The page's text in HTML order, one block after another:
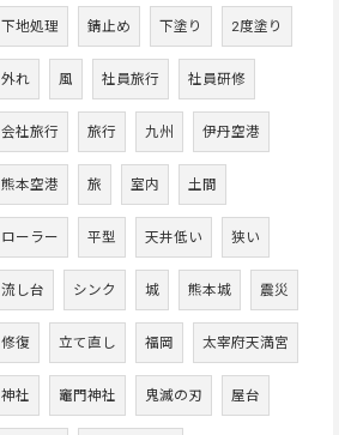
下地処理 錆止め 下塗り 2度塗り
外れ 風 社員旅行 社員研修
会社旅行 旅行 九州 伊丹空港
熊本空港 旅 室内 土間
ローラー 平型 天井低い 狭い
流し台 シンク 城 熊本城 震災
修復 立て直し 福岡 太宰府天満宮
神社 竈門神社 鬼滅の刃 屋台